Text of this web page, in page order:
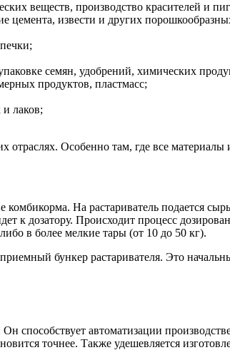
веществ, производство красителей и
цемента, извести и других
семян, удобрений, химических
продуктов, пластмасс;
лаков;
Особенно там, где все материалы
комбикорма. На растариватель подается
к дозатору. Происходит процесс
в более мелкие тары (от 10 до 50 кг).
бункер растаривателя. Это
способствует автоматизации
точнее. Также удешевляется